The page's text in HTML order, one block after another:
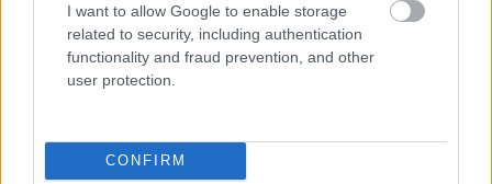
I want to allow Google to enable storage
related to security, including authentication
functionality and fraud prevention, and other
user protection.
CONFIRM